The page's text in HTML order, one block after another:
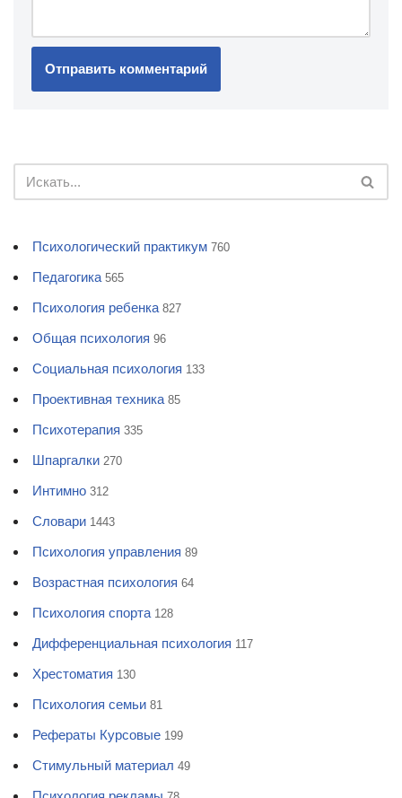
Психологический практикум 760
Педагогика 565
Психология ребенка 827
Общая психология 96
Социальная психология 133
Проективная техника 85
Психотерапия 335
Шпаргалки 270
Интимно 312
Словари 1443
Психология управления 89
Возрастная психология 64
Психология спорта 128
Дифференциальная психология 117
Хрестоматия 130
Психология семьи 81
Рефераты Курсовые 199
Стимульный материал 49